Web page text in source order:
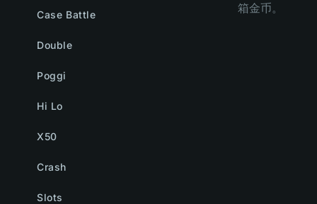
Case Battle
Double
Poggi
Hi Lo
X50
Crash
Slots
箱金币。